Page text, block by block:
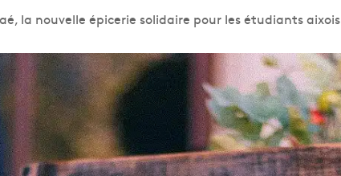
la nouvelle épicerie solidaire pour les étudiants aixois